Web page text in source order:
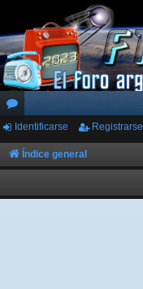
or
os
Identificarse Registrarse
Índice general